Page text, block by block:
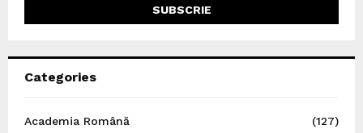
Categories
Academia Română
(127)